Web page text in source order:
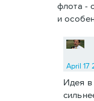
флота -
и
April 17
Идея